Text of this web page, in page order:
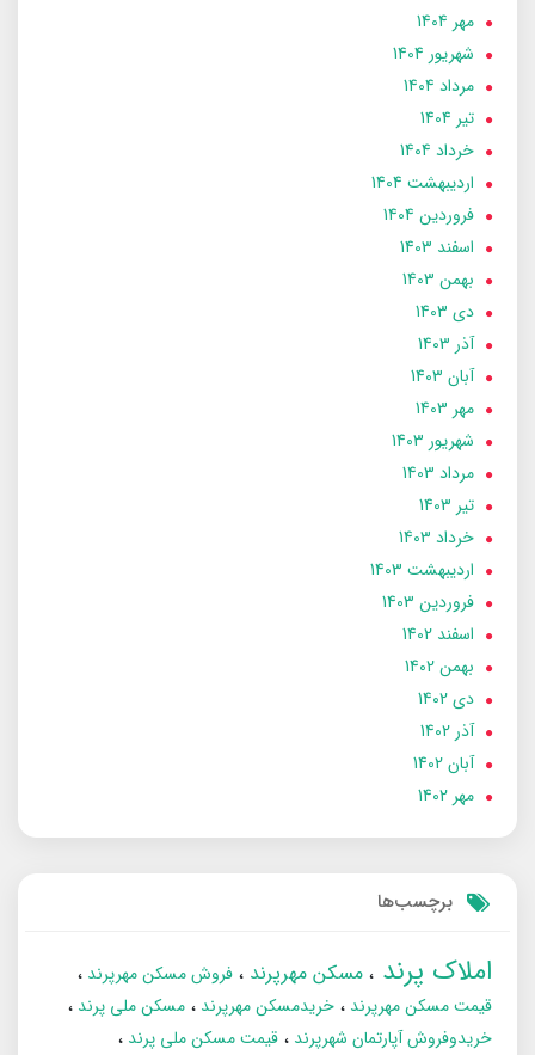
مهر 1404
شهریور 1404
مرداد 1404
تير 1404
خرداد 1404
ارديبهشت 1404
فروردین 1404
اسفند 1403
بهمن 1403
دی 1403
آذر 1403
آبان 1403
مهر 1403
شهریور 1403
مرداد 1403
تير 1403
خرداد 1403
ارديبهشت 1403
فروردین 1403
اسفند 1402
بهمن 1402
دی 1402
آذر 1402
آبان 1402
مهر 1402
برچسب‌ها
املاک پرند مسکن مهرپرند
فروش مسکن مهرپرند
قیمت مسکن مهرپرند
خریدمسکن مهرپرند
مسکن ملی پرند
خریدوفروش آپارتمان شهرپرند
قیمت مسکن ملی پرند